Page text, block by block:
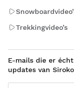
Trekkingvideo’s
E-mails die er
updates van